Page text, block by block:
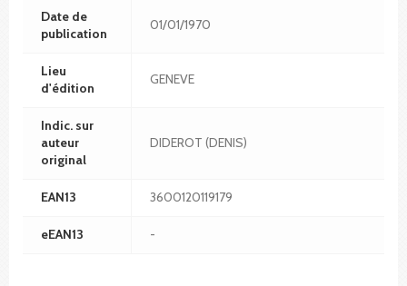
Date de
publication
01/01/1970
Lieu
d'édition
GENEVE
Indic. sur
auteur
original
DIDEROT (DENIS)
EAN13 3600120119179
eEAN13 -